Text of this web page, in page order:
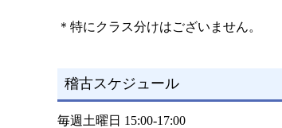
＊特にクラス分けはございません。
稽古スケジュール
毎週土曜日 15:00-17:00